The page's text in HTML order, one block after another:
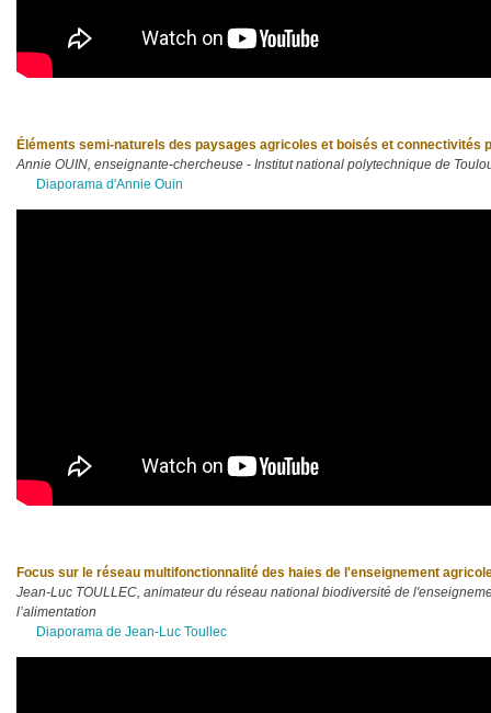
Éléments semi-naturels des paysages agricoles et boisés et connectivités
Annie OUIN, enseignante-chercheuse - Institut national polytechnique de
Diaporama d'Annie Ouin
Focus sur le réseau multifonctionnalité des haies de l'enseignement
Jean-Luc TOULLEC, animateur du réseau national biodiversité de
l’alimentation
Diaporama de Jean-Luc Toullec